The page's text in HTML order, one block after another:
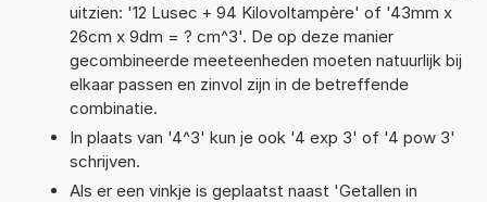
uitzien: '12 Lusec + 94 Kilovoltampère' of '43mm x
26cm x 9dm = ? cm^3'. De op deze manier
gecombineerde meeteenheden moeten natuurlijk bij
elkaar passen en zinvol zijn in de betreffende
combinatie.
In plaats van '4^3' kun je ook '4 exp 3' of '4 pow 3'
schrijven.
Als er een vinkje is geplaatst naast 'Getallen in